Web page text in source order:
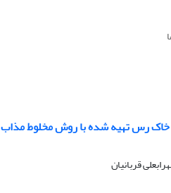
ـ خاک رس تهیه شده با روش مخلوط مذاب
قربانیان